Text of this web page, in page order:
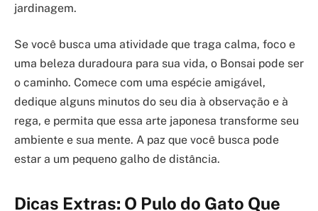
jardinagem.
Se você busca uma atividade que traga calma, foco e
uma beleza duradoura para sua vida, o Bonsai pode ser
o caminho. Comece com uma espécie amigável,
dedique alguns minutos do seu dia à observação e à
rega, e permita que essa arte japonesa transforme seu
ambiente e sua mente. A paz que você busca pode
estar a um pequeno galho de distância.
Dicas Extras: O Pulo do Gato Que